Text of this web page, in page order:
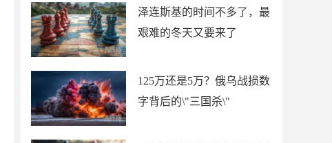
泽连斯基的时间不多了，最
艰难的冬天又要来了
125万还是5万？俄乌战损数
字背后的\"三国杀\"